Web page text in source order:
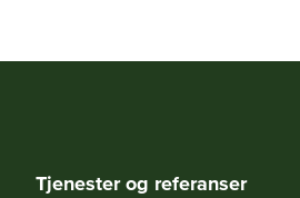
Tjenester og referanser